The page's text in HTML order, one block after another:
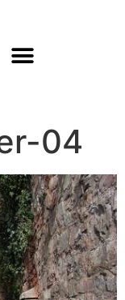
04